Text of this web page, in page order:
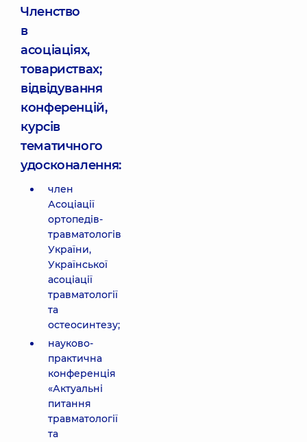
Членство
в
асоціаціях,
товариствах;
відвідування
конференцій,
курсів
тематичного
удосконалення:
член
Асоціації
ортопедів-
травматологів
України,
Української
асоціації
травматології
та
остеосинтезу;
науково-
практична
конференція
«Актуальні
питання
травматології
та